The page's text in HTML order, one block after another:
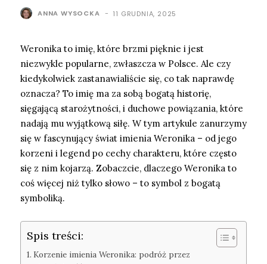
ANNA WYSOCKA - 11 GRUDNIA, 2025
Weronika to imię, które brzmi pięknie i jest
niezwykle popularne, zwłaszcza w Polsce. Ale czy
kiedykolwiek zastanawialiście się, co tak naprawdę
oznacza? To imię ma za sobą bogatą historię,
sięgającą starożytności, i duchowe powiązania, które
nadają mu wyjątkową siłę. W tym artykule zanurzymy
się w fascynujący świat imienia Weronika – od jego
korzeni i legend po cechy charakteru, które często
się z nim kojarzą. Zobaczcie, dlaczego Weronika to
coś więcej niż tylko słowo – to symbol z bogatą
symboliką.
Spis treści:
Korzenie imienia Weronika: podróż przez